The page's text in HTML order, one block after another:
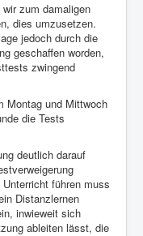
zum damaligen
dies umzusetzen.
jedoch durch die
geschaffen worden,
zwingend
Montag und Mittwoch
die Tests
deutlich darauf
führen muss
Distanzlernen
inwieweit sich
ableiten lässt, die